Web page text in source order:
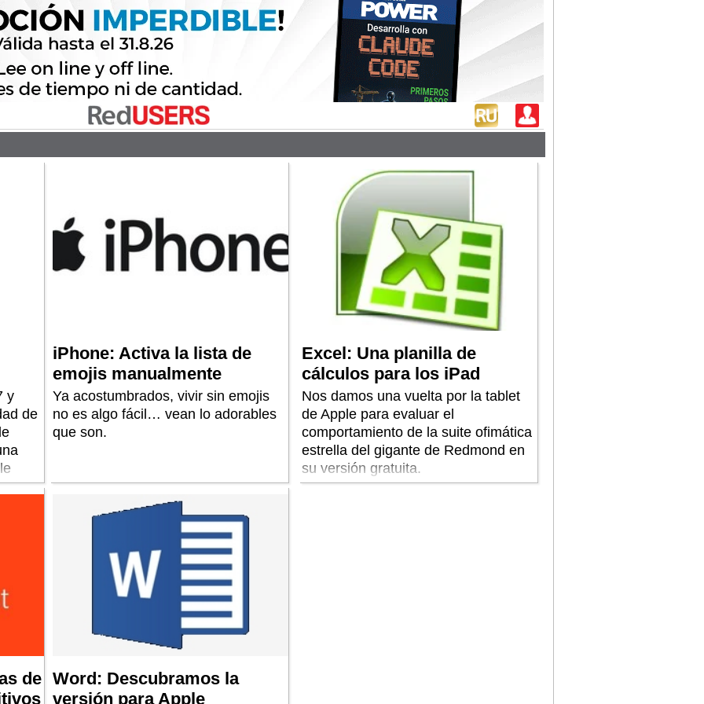
y
de
iPhone: Activa la lista de
emojis manualmente
Ya acostumbrados, vivir sin emojis
no es algo fácil… vean lo adorables
que son.
Excel: Una planilla de
cálculos para los iPad
Nos damos una vuelta por la tablet
de Apple para evaluar el
comportamiento de la suite ofimática
estrella del gigante de Redmond en
su versión gratuita.
de Word: Descubramos la
versión para Apple